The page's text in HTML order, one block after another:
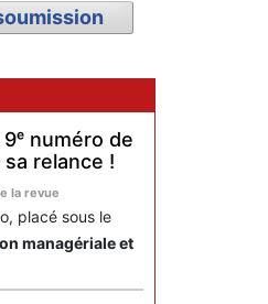
numéro de
sa relance !
la revue
placé sous le
managériale et